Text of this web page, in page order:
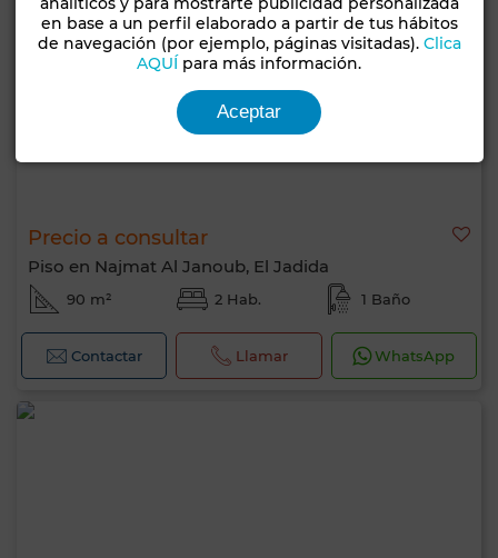
Precio a consultar
Piso en Najmat Al Janoub, El Jadida
90 m² 2 Hab. 1 Baño
Contactar Llamar WhatsApp
en base a un perfil elaborado a partir de tus hábitos
de navegación (por ejemplo, páginas visitadas). Clica
AQUÍ para más información.
Aceptar